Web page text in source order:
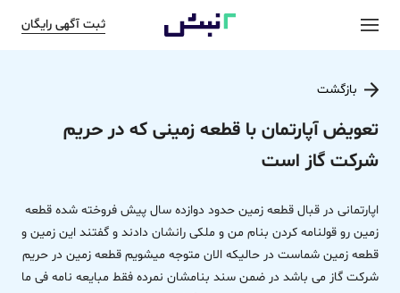
ثبت آگهی رایگان
بازگشت
تعویض آپارتمان با قطعه زمینی که در حریم
شرکت گاز است
اپارتمانی در قبال قطعه زمین حدود دوازده سال پیش فروخته شده قطعه
زمین رو قولنامه کردن بنام من و ملکی رانشان دادند و گفتند این زمین و
قطعه زمین شماست در حالیکه الان متوجه میشویم قطعه زمین در حریم
شرکت گاز می باشد در ضمن سند بنامشان نمرده فقط مبایعه نامه فی ما